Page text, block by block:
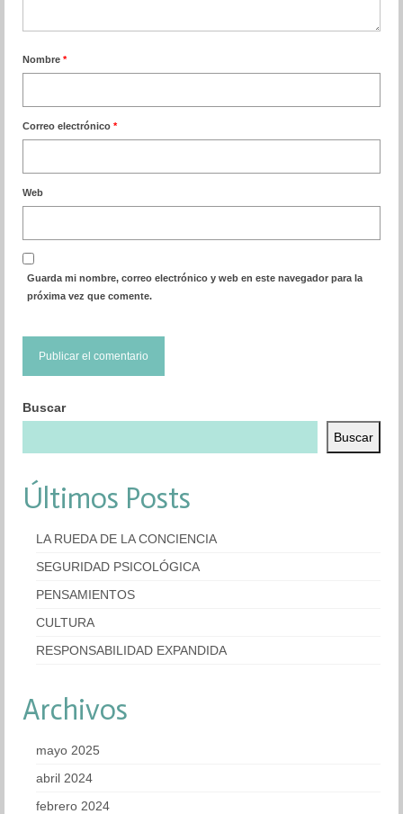
Nombre *
Correo electrónico *
Web
Guarda mi nombre, correo electrónico y web en este navegador para la
próxima vez que comente.
Buscar
Buscar
Últimos Posts
LA RUEDA DE LA CONCIENCIA
SEGURIDAD PSICOLÓGICA
PENSAMIENTOS
CULTURA
RESPONSABILIDAD EXPANDIDA
Archivos
mayo 2025
abril 2024
febrero 2024